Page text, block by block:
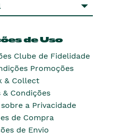
de Uso
Clube de Fidelidade
Promoções
& Collect
& Condições
a Privacidade
de Compra
de Envio